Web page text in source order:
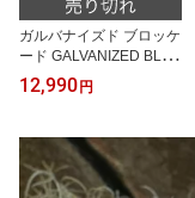
ガルバナイズド ブロッケ
ード GALVANIZED BLO
CKADE アメリカン エッ
ジフェンス 植栽 スチー
ス 送料無料 店舗什器 NB
-0642
12,990 円